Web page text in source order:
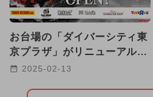
2026年1月のイベント
2024年4月のイベント
お台場の「ダイバーシティ東
京プラザ」がリニューアル
世界最大規模のゴジラストア
2025-02-13